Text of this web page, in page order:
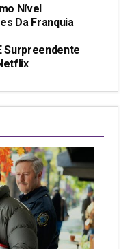
Nível
Da Franquia
Surpreendente